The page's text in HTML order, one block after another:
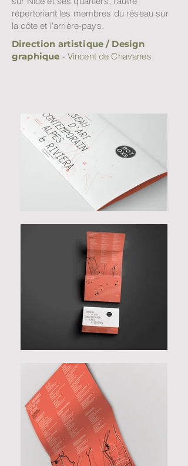
répertoriant les membres du réseau sur
la côte et l'arrière-pays.
Direction artistique / Design
graphique - Vincent de Chavanes